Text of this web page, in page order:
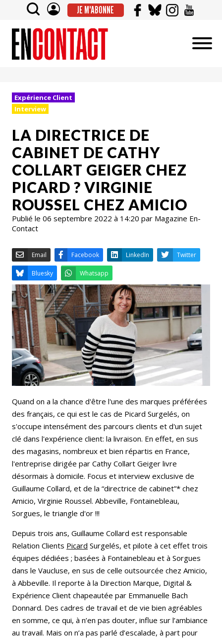
JE M'ABONNE
Expérience Client
Interview
LA DIRECTRICE DE
CABINET DE CATHY
COLLART GEIGER CHEZ
PICARD ? VIRGINIE
ROUSSEL CHEZ AMICIO
Publié le 06 septembre 2022 à 14:20 par Magazine En-
Contact
Email Facebook LinkedIn
Bluesky Whatsapp
Quand on a la chance d'être l'une des marques préférées
des français, ce qui est le cas de Picard Surgelés, on
s'occupe intensément des parcours clients et d'un sujet
clé dans l'expérience client: la livraison. En effet, en sus
des magasins, nombreux et bien répartis en France,
l'entreprise dirigée par Cathy Collart Geiger livre
désormais à domicile. Focus et interview exclusive de
Guillaume Collard, et de la “directrice de cabinet”* chez
Amicio, Virginie Roussel. Abbeville, Fontainebleau,
Sorgues, le triangle d'or !!!
Depuis trois ans, Guillaume Collard est responsable
Relation Clients Picard Surgelés, et pilote à cet effet trois
équipes dédiées ; basées à Fontainebleau et à Sorgues
dans le Vaucluse, en sus de celle outsourcée chez Amicio,
à Abbeville. Il reporte à la Direction Marque, Digital &
Expérience Client chapeautée par Emmanuelle Bach
Donnard. Des cadres de travail et de vie bien agréables
en somme, ce qui, à n’en pas douter, influe sur l’ambiance
au travail. Mais on n’a pas parlé d’escalade, à part pour